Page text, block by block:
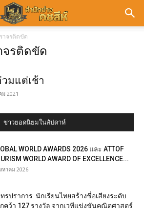
าจรติดขัด
จรติดขัด
มแต่เช้า
2021
ข่าวยอดนิยมในสัปดาห์
WORLD AWARDS 2026 และ ATTOF
WORLD AWARD OF EXCELLENCE...
หาคม 2026
รปราการ นักเรียนไทยสร้างชื่อเสียงระดับ
คว้า 127 รางวัล จากเวทีแข่งขันคณิตศาสตร์